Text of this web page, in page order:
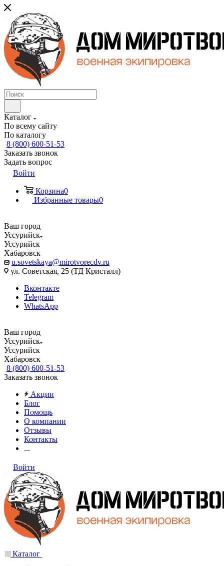
Каталог
По всему сайту
По каталогу
8 (800) 600-51-53
Заказать звонок
Задать вопрос
Войти
Корзина0
Избранные товары0
Ваш город
Уссурийск
Уссурийск
Хабаровск
u.sovetskaya@mirotvorecdv.ru
ул. Советская, 25 (ТД Кристалл)
Вконтакте
Telegram
WhatsApp
Ваш город
Уссурийск
Уссурийск
Хабаровск
8 (800) 600-51-53
Заказать звонок
Акции
Блог
Помощь
О компании
Отзывы
Контакты
...
Войти
Каталог